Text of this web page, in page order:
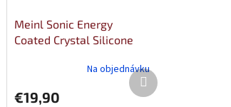
Meinl Sonic Energy
Coated Crystal Silicone
Na objednávku
€19,90
Ďalší
produkt